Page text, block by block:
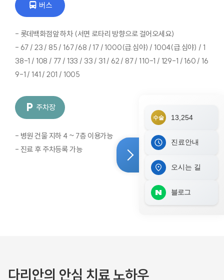
버스
- 롯데백화점앞 하차 (서면 로타리 방향으로 걸어오세요)
- 67 / 23 / 85 / 167 /68 / 17 / 1000(급.심야) / 1004(급.심야) / 1
38-1 / 108 / 77 / 133 / 33 / 31 / 62 / 87 / 110-1 / 129-1 / 160 / 16
9-1 / 141 / 201 / 1005
주차장
- 병원 건물 지하 4 ~ 7층 이용가능
- 진료 후 주차등록 가능
다리안의 안심 치료 노하우
수술 13,254
진료안내
오시는 길
블로그